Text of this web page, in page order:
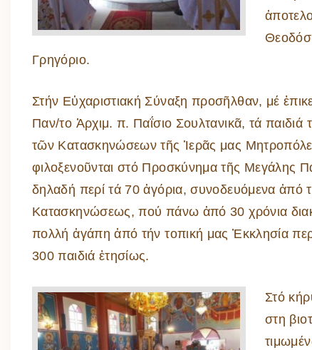
Γρηγόριο.
Στήν Εὐχαριστιακή Σύναξη προσῆλθαν, μέ
Παν/το Ἀρχιμ. π. Παΐσιο Σουλτανικᾶ, τά παιδιά
τῶν Κατασκηνώσεων τῆς Ἱερᾶς μας
φιλοξενοῦνται στό Προσκύνημα τῆς Μεγάλης
δηλαδή περί τά 70 ἀγόρια, συνοδευόμενα ἀπό
Κατασκηνώσεως, πού πάνω ἀπό 30 χρόνια
πολλή ἀγάπη ἀπό τήν τοπική μας Ἐκκλησία
300 παιδιά ἐτησίως.
Στό
στη